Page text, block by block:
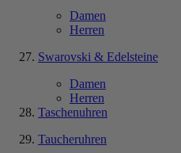
Damen
Herren
Swarovski & Edelsteine
Damen
Herren
Taschenuhren
Taucheruhren